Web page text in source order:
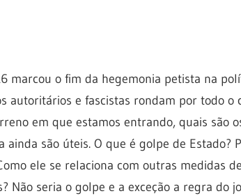
marcou o fim da hegemonia petista na
autoritários e fascistas rondam por todo o
em que estamos entrando, quais são
ainda são úteis. O que é golpe de Estado?
ele se relaciona com outras medidas
Não seria o golpe e a exceção a regra do